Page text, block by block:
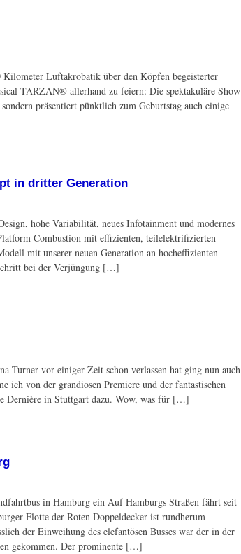
Luftakrobatik über den Köpfen begeisterter
TARZAN® allerhand zu feiern: Die spektakuläre Show
präsentiert pünktlich zum Geburtstag auch einige
in dritter Generation
hohe Variabilität, neues Infotainment und modernes
Combustion mit effizienten, teilelektrifizierten
mit unserer neuen Generation an hocheffizienten
bei der Verjüngung […]
Turner vor einiger Zeit schon verlassen hat ging nun auch
ich von der grandiosen Premiere und der fantastischen
Dernière in Stuttgart dazu. Wow, was für […]
in Hamburg ein Auf Hamburgs Straßen fährt seit
Flotte der Roten Doppeldecker ist rundherum
der Einweihung des elefantösen Busses war der in der
gekommen. Der prominente […]